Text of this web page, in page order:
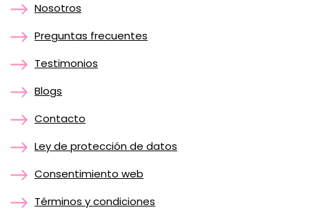
Nosotros
Preguntas frecuentes
Testimonios
Blogs
Contacto
Ley de protección de datos
Consentimiento web
Términos y condiciones